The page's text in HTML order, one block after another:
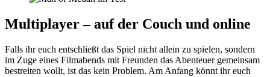
Multiplayer – auf der Couch und online
Falls ihr euch entschließt das Spiel nicht allein zu spielen, sondern
im Zuge eines Filmabends mit Freunden das Abenteuer gemeinsam
bestreiten wollt, ist das kein Problem. Am Anfang könnt ihr euch